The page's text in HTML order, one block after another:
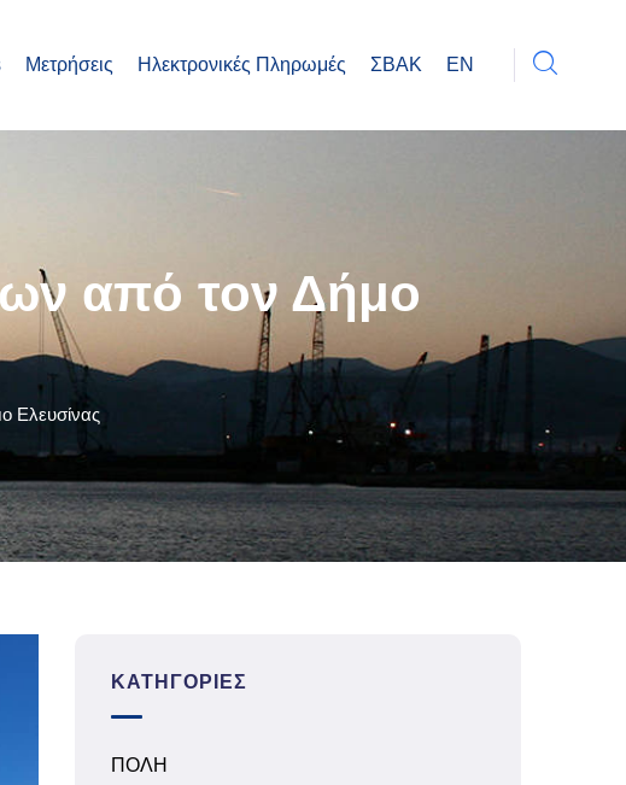
Μετρήσεις Ηλεκτρονικές Πληρωμές ΣΒΑΚ EN
από τον Δήμο
Ελευσίνας
ΚΑΤΗΓΟΡΊΕΣ
ΠΟΛΗ